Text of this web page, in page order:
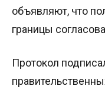
объявляют, что
границы
Протокол